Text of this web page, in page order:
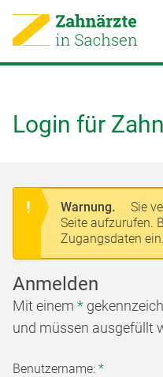
Login für
Warnung.
Sie
Seite aufzurufen.
Zugangsdaten ein.
Anmelden
Mit einem *
und müssen ausgefüllt
Benutzername: *